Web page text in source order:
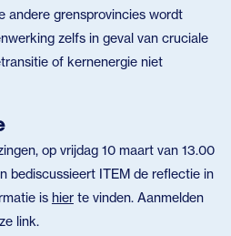
andere grensprovincies wordt
zelfs in geval van cruciale
of kernenergie niet
op vrijdag 10 maart van 13.00
bediscussieert ITEM de reflectie in
is hierte vinden. Aanmelden
link.